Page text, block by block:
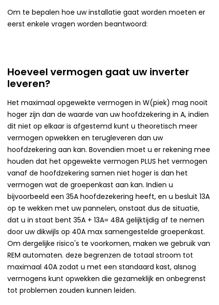
Om te bepalen hoe uw installatie gaat worden moeten er
eerst enkele vragen worden beantwoord:
Hoeveel vermogen gaat uw inverter
leveren?
Het maximaal opgewekte vermogen in W(piek) mag nooit
hoger zijn dan de waarde van uw hoofdzekering in A, indien
dit niet op elkaar is afgestemd kunt u theoretisch meer
vermogen opwekken en terugleveren dan uw
hoofdzekering aan kan. Bovendien moet u er rekening mee
houden dat het opgewekte vermogen PLUS het vermogen
vanaf de hoofdzekering samen niet hoger is dan het
vermogen wat de groepenkast aan kan. Indien u
bijvoorbeeld een 35A hoofdezekering heeft, en u besluit 13A
op te wekken met uw pannelen, onstaat dus de situatie,
dat u in staat bent 35A + 13A= 48A gelijktijdig af te nemen
door uw dikwijls op 40A max samengestelde groepenkast.
Om dergelijke risico's te voorkomen, maken we gebruik van
REM automaten. deze begrenzen de totaal stroom tot
maximaal 40A zodat u met een standaard kast, alsnog
vermogens kunt opwekken die gezameklijk en onbegrenst
tot problemen zouden kunnen leiden.